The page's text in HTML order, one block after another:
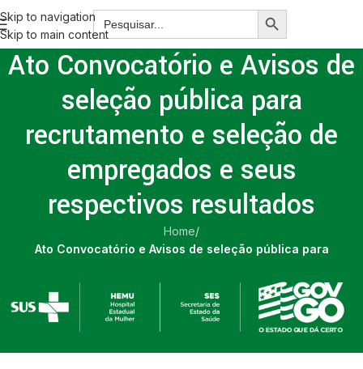
Skip to navigation
Skip to main content
Ato Convocatório e Avisos de
seleção pública para
recrutamento e seleção de
empregados e seus
respectivos resultados
Home/
Ato Convocatório e Avisos de seleção pública para
resultados